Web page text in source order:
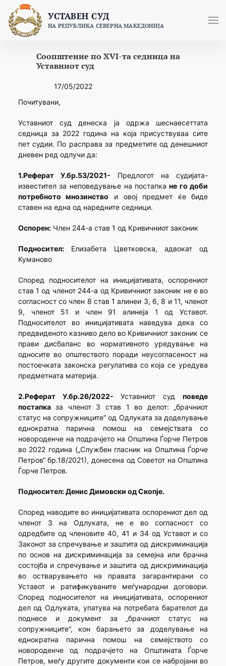
content
УСТАВЕН СУД
НА РЕПУБЛИКА СЕВЕРНА МАКЕДОНИЈА
Соопштение по XVI-та седница на
Уставниот суд
17/05/2022
Почитувани,
Уставниот суд денеска ја одржа шеснаесеттата
седница за 2022 година на која присуствуваа сите
пет судии. По расправа за предметите од денешниот
дневен ред одлучи да:
1.Реферат У.бр.53/2021-
Предлогот на судијата-
известител за неповедување на постапка не го доби
потребното мнозинство и овој предмет ќе биде
ставен на една од наредните седници.
Оспорен:Член 244-а став 1 од Кривичниот законик
Подносител:Елизабета Цветковска, адвокат од
Куманово
Според подносителот на иницијативата, оспорениот
став 1 од членот 244-а од Кривичниот законик не е во
согласност со член 8 став 1 алинеи 3, 6, 8 и 11, членот
9, членот 51 и член 91 алинеја 1 од Уставот.
Подносителот во иницијативата наведува дека со
предвиденото казниво дело во Кривичниот законик се
прави дисбаланс во нормативното уредување на
односите во општеството поради неусогласеност на
постоечката законска регулатива со која се уредува
предметната материја.
2.Реферат У.бр.26/2022- Уставниот судповеде
постапказа членот 3 став 1 во делот: „брачниот
статус на сопружниците“ од Одлуката за доделување
еднократна парична помош на семејствата со
новороденче на подрачјето на Општина Ѓорче Петров
во 2022 година („Службен гласник на Општина Ѓорче
Петров“ бр.18/2021), донесена од Советот на Општина
Ѓорче Петров.
Подносител: Денис Димовски од Скопје.
Според наводите во иницијативата оспорениот дел од
членот 3 на Одлуката, не е во согласност со
одредбите од членовите 40, 41 и 34 од Уставот и со
Законот за спречување и заштита од дискриминација
по основ на дискриминација за семејна или брачна
состојба и спречување и заштита од дискриминација
во остварувањето на правата загарантирани со
Уставот и ратификуваните меѓународни договори.
Според подносителот на иницијативата, оспорениот
дел од Одлуката, упатува на потребата барателот да
поднесе и документ за „брачниот статус на
сопружниците“, кон барањето за доделување на
еднократна парична помош на семејството со
новороденче од подрачјето на Општината Ѓорче
Петров, меѓу другите документи кои се набројани во